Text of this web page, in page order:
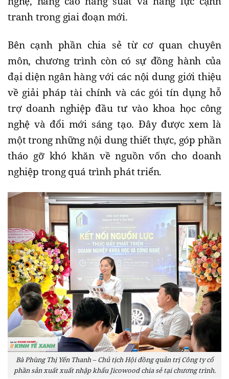
tranh trong giai đoạn mới.
Bên cạnh phần chia sẻ từ cơ quan chuyên
môn, chương trình còn có sự đồng hành của
đại diện ngân hàng với các nội dung giới thiệu
về giải pháp tài chính và các gói tín dụng hỗ
trợ doanh nghiệp đầu tư vào khoa học công
nghệ và đổi mới sáng tạo. Đây được xem là
một trong những nội dung thiết thực, góp phần
tháo gỡ khó khăn về nguồn vốn cho doanh
nghiệp trong quá trình phát triển.
Bà Phùng Thị Yến Thanh – Chủ tịch Hội đồng quản trị Công ty cổ
phần sản xuất xuất nhập khẩu Jicowood chia sẻ tại chương trình.